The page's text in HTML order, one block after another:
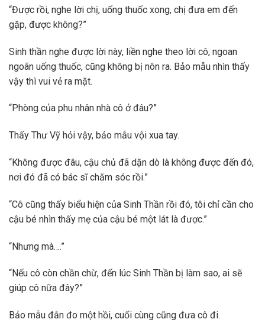
“Được rồi, nghe lời chị, uống thuốc xong, chị đưa em đến
gặp, được không?”
Sinh thần nghe được lời này, liền nghe theo lời cô, ngoan
ngoãn uống thuốc, cũng không bị nôn ra. Bảo mẫu nhìn thấy
vậy thì vui vẻ ra mặt.
“Phòng của phu nhân nhà cô ở đâu?”
Thấy Thư Vỹ hỏi vậy, bảo mẫu vội xua tay.
“Không được đâu, cậu chủ đã dặn dò là không được đến đó,
nơi đó đã có bác sĩ chăm sóc rồi.”
“Cô cũng thấy biểu hiện của Sinh Thần rồi đó, tôi chỉ cần cho
cậu bé nhìn thấy mẹ của cậu bé một lát là được.”
“Nhưng mà….”
“Nếu cô còn chần chừ, đến lúc Sinh Thần bị làm sao, ai sẽ
giúp cô nữa đây?”
Bảo mẫu đắn đo một hồi, cuối cùng cũng đưa cô đi.